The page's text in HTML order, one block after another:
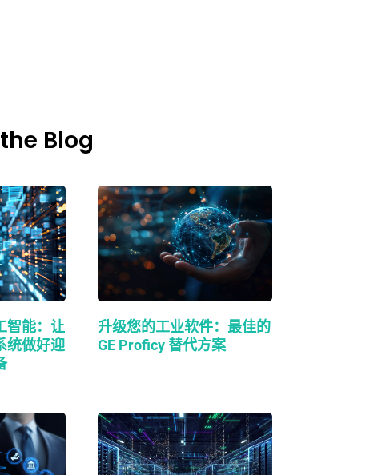
Blog
智能：让
统做好迎
升级您的工业软件：最佳的
GE Proficy 替代方案